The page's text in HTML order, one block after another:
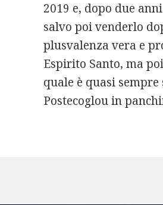
2019 e, dopo due
salvo poi venderlo
plusvalenza vera e
Espirito Santo, ma
quale è quasi
Postecoglou in